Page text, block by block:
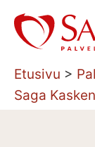
Siirry
sisältöön
Etusivu >
Saga